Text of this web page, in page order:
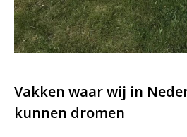
Vakken waar wij in
kunnen dromen